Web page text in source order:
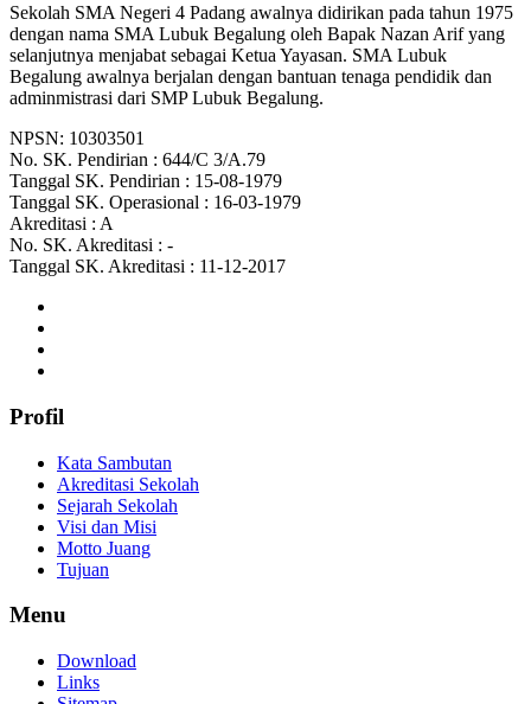
Sekolah SMA Negeri 4 Padang awalnya didirikan pada tahun 1975
dengan nama SMA Lubuk Begalung oleh Bapak Nazan Arif yang
selanjutnya menjabat sebagai Ketua Yayasan. SMA Lubuk
Begalung awalnya berjalan dengan bantuan tenaga pendidik dan
adminmistrasi dari SMP Lubuk Begalung.
NPSN: 10303501
No. SK. Pendirian : 644/C 3/A.79
Tanggal SK. Pendirian : 15-08-1979
Tanggal SK. Operasional : 16-03-1979
Akreditasi : A
No. SK. Akreditasi : -
Tanggal SK. Akreditasi : 11-12-2017
Profil
Kata Sambutan
Akreditasi Sekolah
Sejarah Sekolah
Visi dan Misi
Motto Juang
Tujuan
Menu
Download
Links